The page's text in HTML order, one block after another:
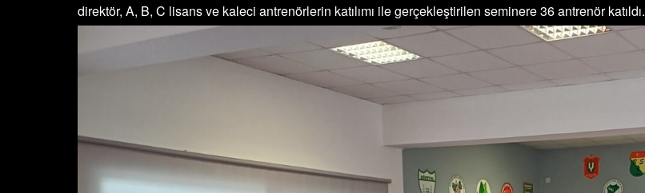
direktör, A, B, C lisans ve kaleci antrenörlerin katılımı ile gerçekleştirilen seminere 36 antrenör katıldı.